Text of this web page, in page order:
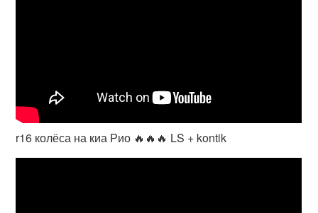
r16 колёса на киа Рио 🔥🔥🔥 LS + kontik